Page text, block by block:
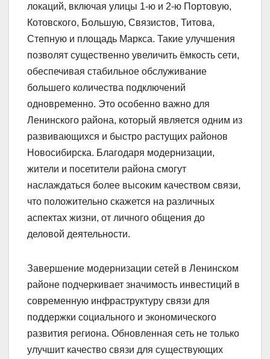
локаций, включая улицы 1-ю и 2-ю Портовую,
Котовского, Большую, Связистов, Титова,
Степную и площадь Маркса. Такие улучшения
позволят существенно увеличить ёмкость сети,
обеспечивая стабильное обслуживание
большего количества подключений
одновременно. Это особенно важно для
Ленинского района, который является одним из
развивающихся и быстро растущих районов
Новосибирска. Благодаря модернизации,
жители и посетители района смогут
наслаждаться более высоким качеством связи,
что положительно скажется на различных
аспектах жизни, от личного общения до
деловой деятельности.
Завершение модернизации сетей в Ленинском
районе подчеркивает значимость инвестиций в
современную инфраструктуру связи для
поддержки социального и экономического
развития региона. Обновленная сеть не только
улучшит качество связи для существующих